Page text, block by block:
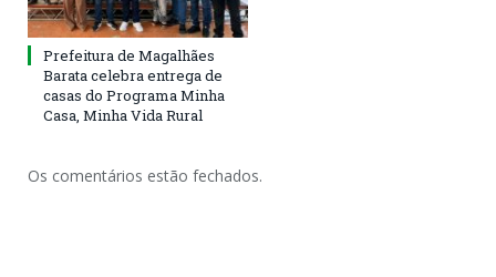
Prefeitura de Magalhães
Barata celebra entrega de
casas do Programa Minha
Casa, Minha Vida Rural
Os comentários estão fechados.